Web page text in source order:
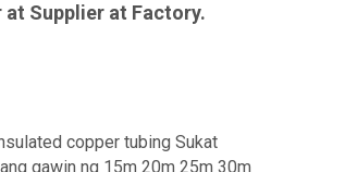
at Supplier at Factory.
copper tubing Sukat
gawin ng 15m 20m 25m 30m